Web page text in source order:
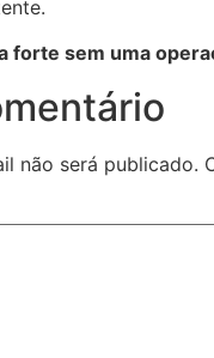
forte sem uma
não será publicado.